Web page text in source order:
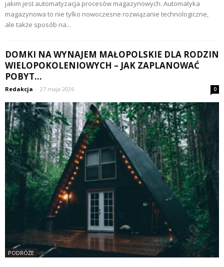
jakim jest automatyzacja procesów magazynowych. Automatyka
magazynowa to nie tylko nowoczesne rozwiązanie technologiczne,
ale także sposób na...
DOMKI NA WYNAJEM MAŁOPOLSKIE DLA RODZIN
WIELOPOKOLENIOWYCH – JAK ZAPLANOWAĆ
POBYT...
Redakcja - 27 maja 2026 0
PODRÓŻE